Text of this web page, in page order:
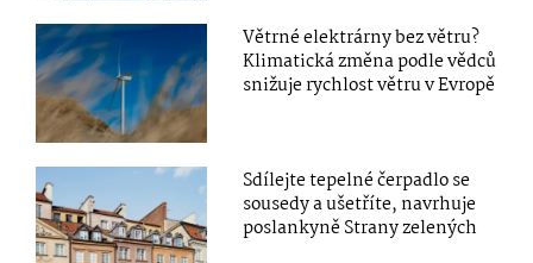
Větrné elektrárny bez větru?
Klimatická změna podle vědců
snižuje rychlost větru v Evropě
Sdílejte tepelné čerpadlo se
sousedy a ušetříte, navrhuje
poslankyně Strany zelených